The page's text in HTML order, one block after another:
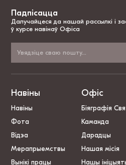
Падпісацца
Далучайцеся да нашай рассылкі і
ў курсе навінаў Офіса
Навіны
Навіны
Фота
Відэа
Мерапрыемствы
Вынікі працы
Офіс
Біяграфія
Каманда
Дарадцы
Нашая місія
Нашы